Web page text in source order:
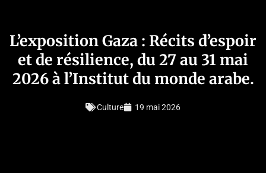
L’exposition Gaza : Récits d’espoir
et de résilience, du 27 au 31 mai
2026 à l’Institut du monde arabe.
Culture 19 mai 2026